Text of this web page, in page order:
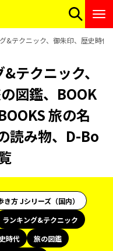
&テクニック、御朱印、歴史時
テクニック、
図鑑、BOOK
旅の名
読み物、D-Bo
き方 Jシリーズ（国内）
ランキング&テクニック
時代
旅の図鑑